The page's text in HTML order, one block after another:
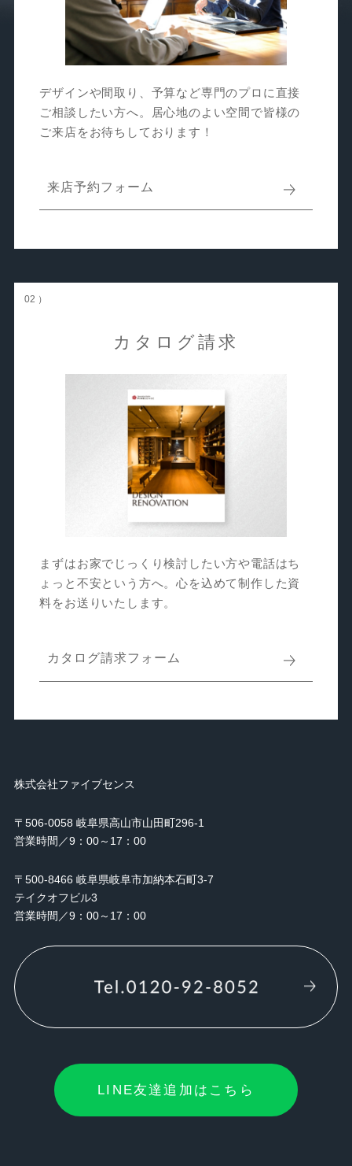
デザインや間取り、予算など専門のプロに直接
ご相談したい方へ。居心地のよい空間で皆様の
ご来店をお待ちしております！
来店予約フォーム
02 ）
カタログ請求
まずはお家でじっくり検討したい方や電話はち
ょっと不安という方へ。心を込めて制作した資
料をお送りいたします。
カタログ請求フォーム
株式会社ファイブセンス
〒506-0058 岐阜県高山市山田町296-1
営業時間／9：00～17：00
〒500-8466 岐阜県岐阜市加納本石町3-7
テイクオフビル3
営業時間／9：00～17：00
LINE友達追加はこちら